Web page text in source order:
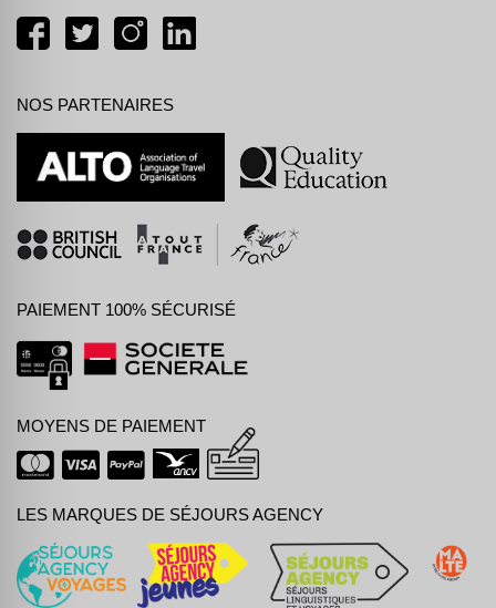
NOS PARTENAIRES
PAIEMENT 100% SÉCURISÉ
MOYENS DE PAIEMENT
LES MARQUES DE SÉJOURS AGENCY